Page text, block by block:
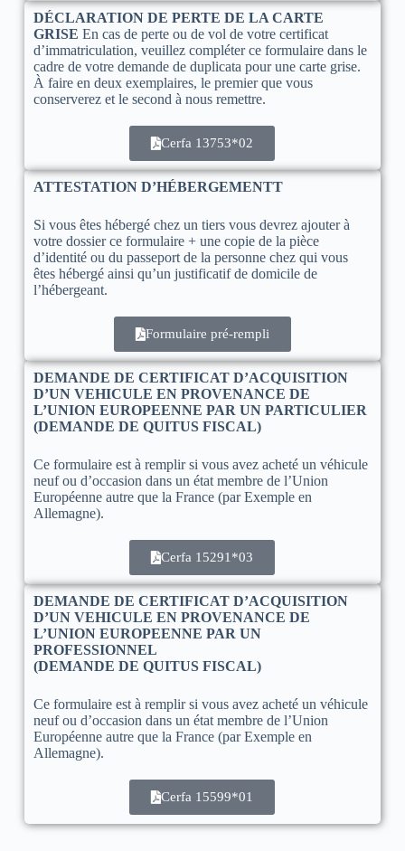
DÉCLARATION DE PERTE DE LA CARTE
GRISE En cas de perte ou de vol de votre certificat
d’immatriculation, veuillez compléter ce formulaire dans le
cadre de votre demande de duplicata pour une carte grise.
À faire en deux exemplaires, le premier que vous
conserverez et le second à nous remettre.
Cerfa 13753*02
ATTESTATION D’HÉBERGEMENTT
Si vous êtes hébergé chez un tiers vous devrez ajouter à
votre dossier ce formulaire + une copie de la pièce
d’identité ou du passeport de la personne chez qui vous
êtes hébergé ainsi qu’un justificatif de domicile de
l’hébergeant.
Formulaire pré-rempli
DEMANDE DE CERTIFICAT D’ACQUISITION
D’UN VEHICULE EN PROVENANCE DE
L’UNION EUROPEENNE PAR UN PARTICULIER
(DEMANDE DE QUITUS FISCAL)
Ce formulaire est à remplir si vous avez acheté un véhicule
neuf ou d’occasion dans un état membre de l’Union
Européenne autre que la France (par Exemple en
Allemagne).
Cerfa 15291*03
DEMANDE DE CERTIFICAT D’ACQUISITION
D’UN VEHICULE EN PROVENANCE DE
L’UNION EUROPEENNE PAR UN
PROFESSIONNEL
(DEMANDE DE QUITUS FISCAL)
Ce formulaire est à remplir si vous avez acheté un véhicule
neuf ou d’occasion dans un état membre de l’Union
Européenne autre que la France (par Exemple en
Allemagne).
Cerfa 15599*01